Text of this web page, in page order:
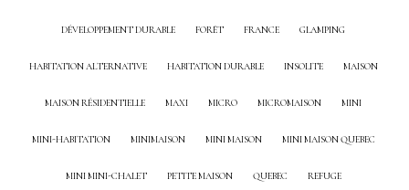
DÉVELOPPEMENT DURABLE FORÊT FRANCE GLAMPING
HABITATION ALTERNATIVE HABITATION DURABLE INSOLITE MAISON
MAISON RÉSIDENTIELLE MAXI MICRO MICROMAISON MINI
MINI-HABITATION MINIMAISON MINI MAISON MINI MAISON QUEBEC
MINI MINI-CHALET PETITE MAISON QUEBEC REFUGE